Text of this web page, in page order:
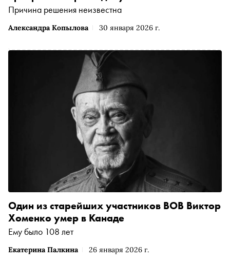
Александра Копылова 30 января 2026 г.
Причина решения неизвестна
Екатерина Палкина 26 января 2026 г.
Один из старейших участников ВОВ Виктор
Хоменко умер в Канаде
Ему было 108 лет